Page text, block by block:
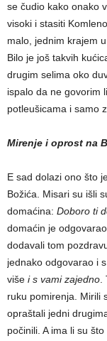
se čudio kako onako
visoki i stasiti
malo, jednim krajem
Bilo je još takvih
drugim selima oko
ispalo da ne govorim
potleušicama i samo
Mirenje i oprost na
E sad dolazi ono što
Božića. Misari su išli
domaćina: Doboro ti
domaćin je
dodavali tom
jednako odgovarao i
više i s vami zajedno.
ruku pomirenja. Mirili
opraštali jedni
počinili. A ima li su